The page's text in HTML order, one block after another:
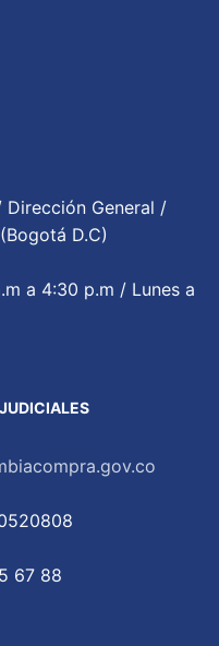
General /
D.C)
a 4:30 p.m / Lunes a
67 88